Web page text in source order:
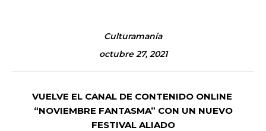
Culturamanía
octubre 27, 2021
VUELVE EL CANAL DE CONTENIDO ONLINE
“NOVIEMBRE FANTASMA” CON UN NUEVO
FESTIVAL ALIADO